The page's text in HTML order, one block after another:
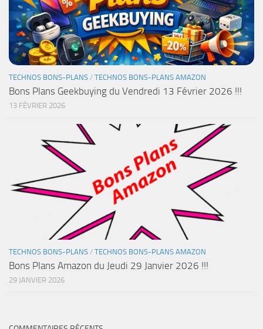
TECHNOS BONS-PLANS / TECHNOS BONS-PLANS AMAZON
Bons Plans Geekbuying du Vendredi 13 Février 2026 !!!
13 FÉVRIER 2026
TECHNOS BONS-PLANS / TECHNOS BONS-PLANS AMAZON
Bons Plans Amazon du Jeudi 29 Janvier 2026 !!!
29 JANVIER 2026